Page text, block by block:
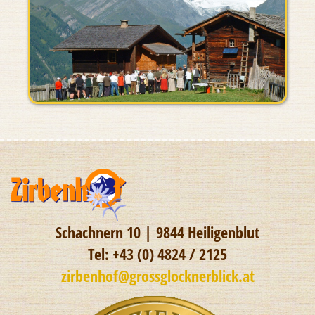
Schachnern 10 | 9844 Heiligenblut
Tel: +43 (0) 4824 / 2125
zirbenhof@grossglocknerblick.at